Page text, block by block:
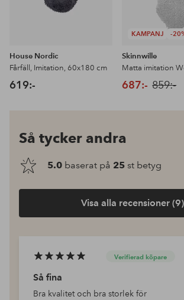
House Nordic
Fårfäll, Imitation, 60x180 cm
619:-
KAMPANJ -
Skinnwille
Matta imitation
687:- 859:-
Så tycker andra
5.0 baserat på 25 st betyg
Visa alla recensioner (9)
Verifierad köpare
Så fina
Bra kvalitet och bra storlek för